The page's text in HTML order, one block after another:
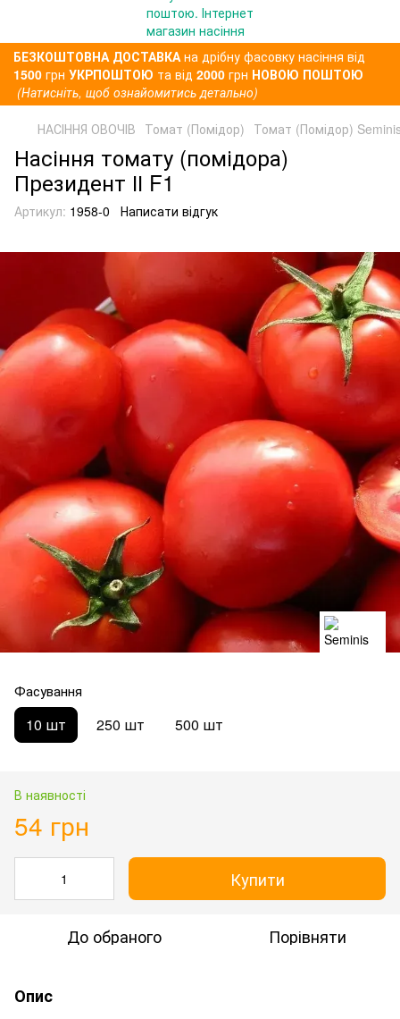
БЕЗКОШТОВНА ДОСТАВКАна дрібну фасовку насіння від
1500 грн УКРПОШТОЮ та від 2000 грн НОВОЮ ПОШТОЮ
(Натисніть, щоб ознайомитись детально)
НАСІННЯ ОВОЧІВ Томат (Помідор) Томат (Помідор)
Насіння томату (помідора)
Президент ІІ F1
Артикул: 1958-0 Написати відгук
Фасування
10 шт 250 шт 500 шт
В наявності
54 грн
Купити
До обраного Порівняти
Опис